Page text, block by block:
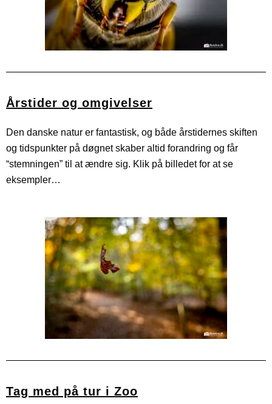
Årstider og omgivelser
Den danske natur er fantastisk, og både årstidernes skiften
og tidspunkter på døgnet skaber altid forandring og får
“stemningen” til at ændre sig. Klik på billedet for at se
eksempler…
Tag med på tur i Zoo